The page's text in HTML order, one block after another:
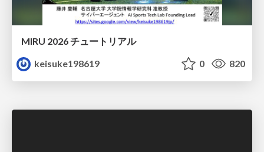
MIRU 2026 チュートリアル
keisuke198619
0 820